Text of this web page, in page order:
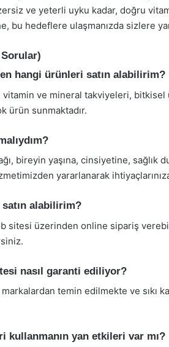
ve yeterli uyku kadar, doğru
bu hedeflere ulaşmanızda sizlere
Sorular)
hangi ürünleri satın alabilirim?
vitamin ve mineral takviyeleri,
ürün sunmaktadır.
bireyin yaşına, cinsiyetine, sağlık
yararlanarak
alabilirim?
sitesi üzerinden online sipariş
nasıl garanti ediliyor?
temin edilmekte ve sıkı
kullanmanın yan etkileri var mı?